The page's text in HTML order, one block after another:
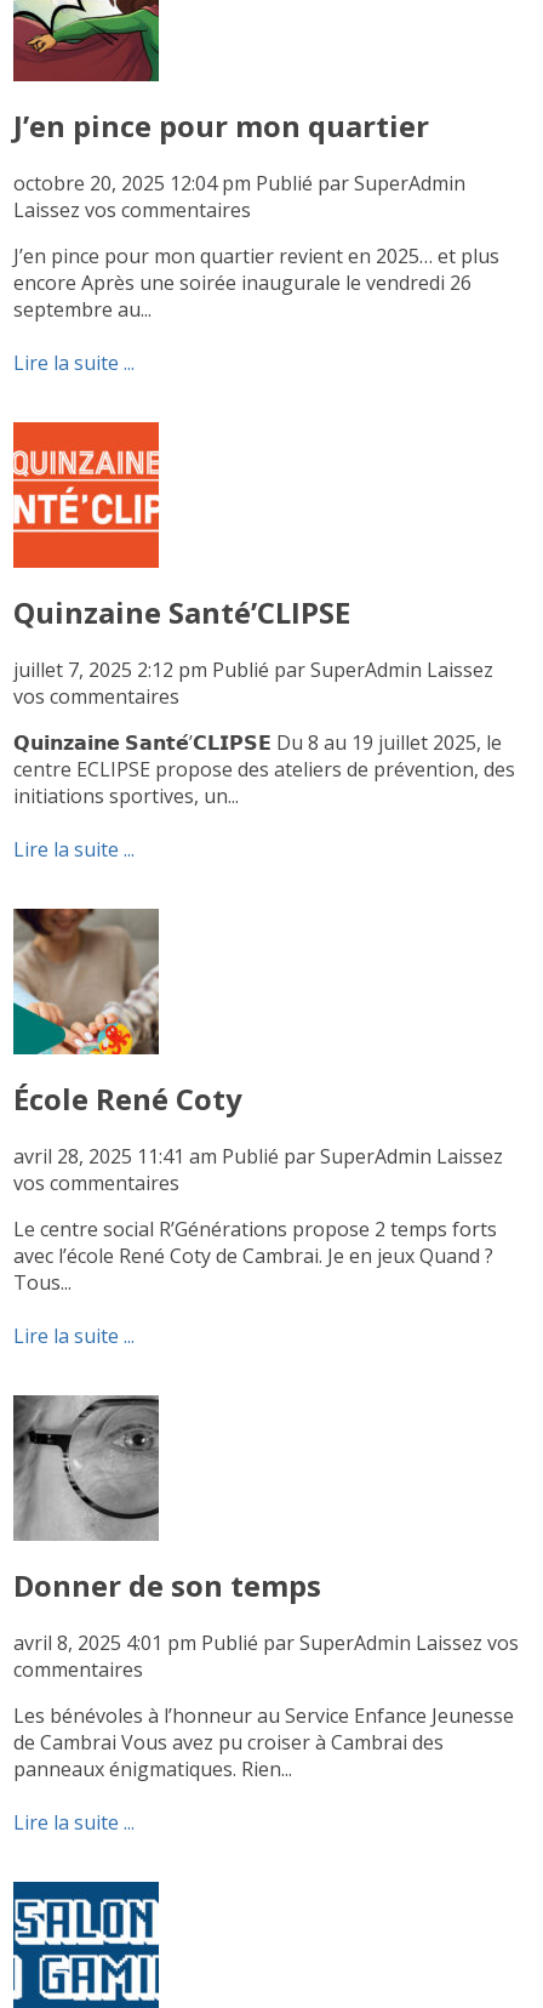
J’en pince pour mon quartier
octobre 20, 2025 12:04 pm Publié parSuperAdmin
Laissez vos commentaires
J’en pince pour mon quartier revient en 2025… et plus
encore Après une soirée inaugurale le vendredi 26
septembre au...
Lire la suite ...
Quinzaine Santé’CLIPSE
juillet 7, 2025 2:12 pm Publié parSuperAdmin Laissez
vos commentaires
𝗤𝘂𝗶𝗻𝘇𝗮𝗶𝗻𝗲 𝗦𝗮𝗻𝘁𝗲́’𝗖𝗟𝗜𝗣𝗦𝗘 Du 8 au 19 juillet 2025, le
centre ECLIPSE propose des ateliers de prévention, des
initiations sportives, un...
Lire la suite ...
École René Coty
avril 28, 2025 11:41 am Publié parSuperAdmin Laissez
vos commentaires
Le centre social R’Générations propose 2 temps forts
avec l’école René Coty de Cambrai. Je en jeux Quand ?
Tous...
Lire la suite ...
Donner de son temps
avril 8, 2025 4:01 pm Publié parSuperAdmin Laissez vos
commentaires
Les bénévoles à l’honneur au Service Enfance Jeunesse
de Cambrai Vous avez pu croiser à Cambrai des
panneaux énigmatiques. Rien...
Lire la suite ...